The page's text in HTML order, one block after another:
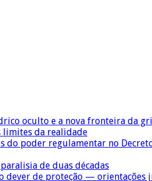
oculto e a nova fronteira da
limites da realidade
do poder regulamentar no
de duas décadas
de proteção — orientações